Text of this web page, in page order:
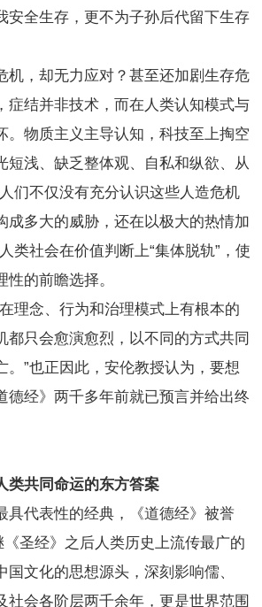
安全生存，更不为子孙后代留下生存
，却无力应对？甚至还加剧生存危
症结并非技术，而在人类认知模式与
。物质主义主导认知，科技至上掏空
短浅、缺乏整体观、自私和纵欲、从
们不仅没有充分认识这些人造危机
成多大的威胁，还在以极大的热情加
类社会在价值判断上“集体脱轨”，使
的前瞻选择。
念、行为和治理模式上有根本的
都只会愈演愈烈，以不同的方式共同
。”也正因此，安伦教授认为，要想
德经》两千多年前就已预言并给出终
类共同命运的东方答案
代表性的经典，《道德经》被誉
《圣经》之后人类历史上流传最广的
文化的思想源头，深刻影响儒、
社会各阶层两千余年，更是世界范围